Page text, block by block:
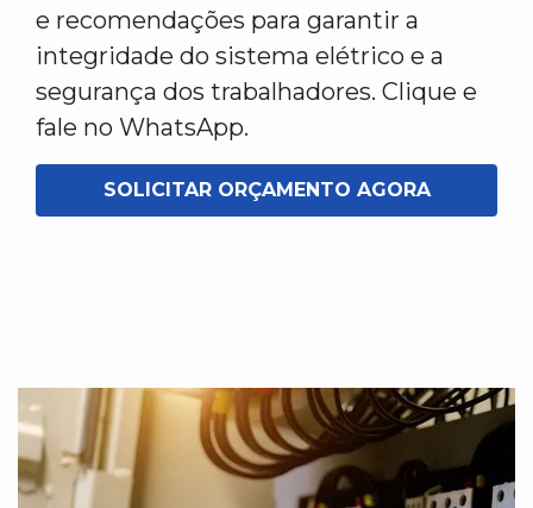
e recomendações para garantir a
integridade do sistema elétrico e a
segurança dos trabalhadores. Clique e
fale no WhatsApp.
SOLICITAR ORÇAMENTO AGORA